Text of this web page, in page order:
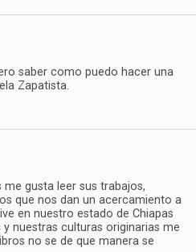
saber como puedo hacer una
Zapatista.
me gusta leer sus trabajos,
que nos dan un acercamiento a
en nuestro estado de Chiapas
nuestras culturas originarias me
no se de que manera se